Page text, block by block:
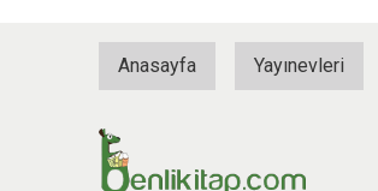
Anasayfa Yayınevleri